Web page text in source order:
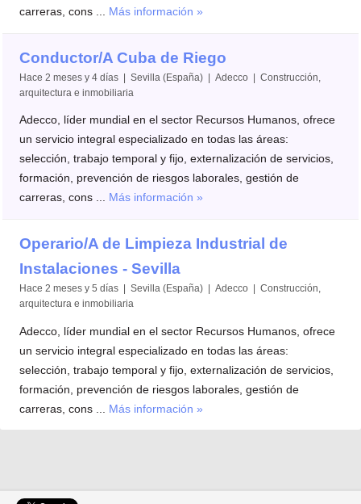
carreras, cons ... Más información »
Conductor/A Cuba de Riego
Hace 2 meses y 4 días | Sevilla (España) | Adecco | Construcción,
arquitectura e inmobiliaria
Adecco, líder mundial en el sector Recursos Humanos, ofrece
un servicio integral especializado en todas las áreas:
selección, trabajo temporal y fijo, externalización de servicios,
formación, prevención de riesgos laborales, gestión de
carreras, cons ... Más información »
Operario/A de Limpieza Industrial de
Instalaciones - Sevilla
Hace 2 meses y 5 días | Sevilla (España) | Adecco | Construcción,
arquitectura e inmobiliaria
Adecco, líder mundial en el sector Recursos Humanos, ofrece
un servicio integral especializado en todas las áreas:
selección, trabajo temporal y fijo, externalización de servicios,
formación, prevención de riesgos laborales, gestión de
carreras, cons ... Más información »